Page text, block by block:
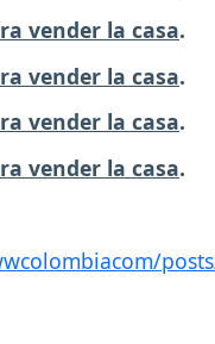
vender la casa.
vender la casa.
vender la casa.
vender la casa.